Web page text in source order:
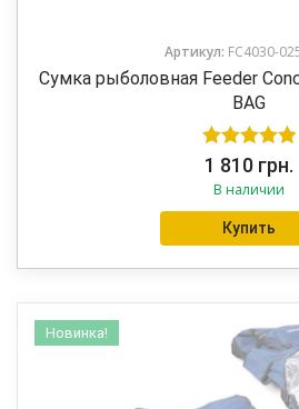
Артикул: FC4030-
Сумка рыболовная Feeder
BAG
Оценка5.00
из 5
1 810 грн.
В наличии
Купить
Новинка!